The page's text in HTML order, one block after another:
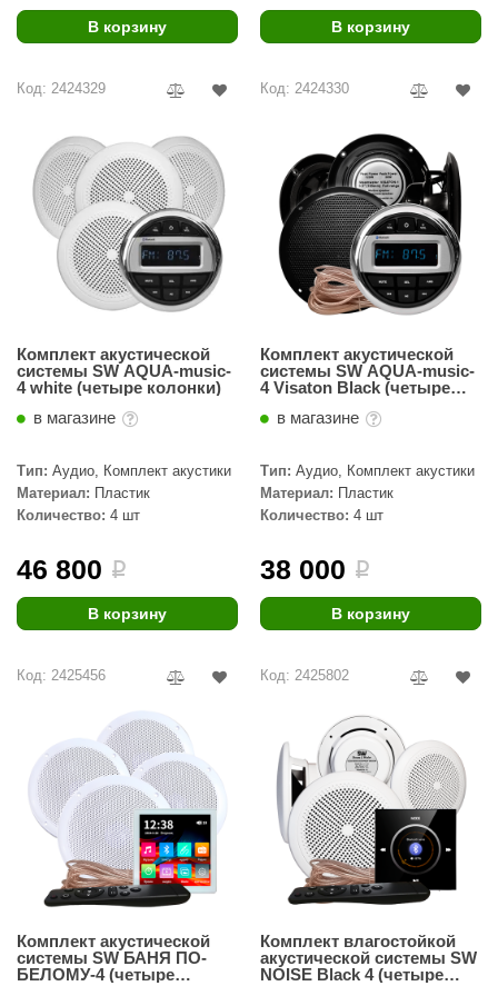
ELEMENTS
Woods
Light
В корзину В корзину
Код: 2424329
Комплект акустической
системы SW AQUA-music-
4 white (четыре колонки)
в магазине
Тип: Аудио, Комплект акустики
Материал: Пластик
Количество: 4 шт
46 800 i
В корзину
Код: 2424330
Комплект акустической
системы SW AQUA-music-
4 Visaton Black (четыре
в магазине
Тип: Аудио, Комплект акустики
Материал: Пластик
Количество: 4 шт
38 000 i
В корзину
Код: 2425456
Комплект акустической
системы SW БАНЯ ПО-
БЕЛОМУ-4 (четыре
Код: 2425802
Комплект влагостойкой
акустической системы SW
NOISE Black 4 (четыре